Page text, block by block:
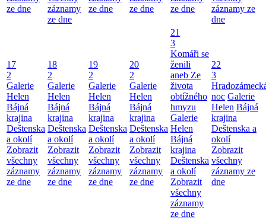
ze dne
záznamy
ze dne
ze dne
ze dne
ze dne
záznamy ze
dne
17
2
Galerie
Helen
Bájná
krajina
Deštenska
a okolí
Zobrazit
všechny
záznamy
ze dne
18
2
Galerie
Helen
Bájná
krajina
Deštenska
a okolí
Zobrazit
všechny
záznamy
ze dne
19
2
Galerie
Helen
Bájná
krajina
Deštenska
a okolí
Zobrazit
všechny
záznamy
ze dne
20
2
Galerie
Helen
Bájná
krajina
Deštenska
a okolí
Zobrazit
všechny
záznamy
ze dne
21
3
Komáři se
ženili
aneb Ze
života
obtížného
hmyzu
Galerie
Helen
Bájná
krajina
Deštenska
a okolí
Zobrazit
všechny
záznamy
ze dne
22
3
noc Galerie
Helen Bájná
krajina
Deštenska a
okolí
Zobrazit
všechny
záznamy ze
dne